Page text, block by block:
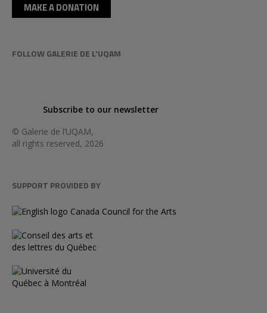
MAKE A DONATION
FOLLOW GALERIE DE L'UQAM
Subscribe to our newsletter
© Galerie de l’UQAM,
all rights reserved, 2026
SUPPORT PROVIDED BY